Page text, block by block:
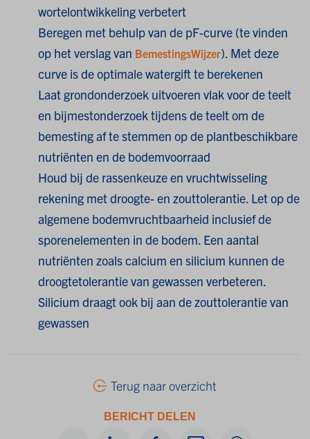
wortelontwikkeling verbetert
Beregen met behulp van de pF-curve (te vinden
op het verslag van BemestingsWijzer). Met deze
curve is de optimale watergift te berekenen
Laat grondonderzoek uitvoeren vlak voor de teelt
en bijmestonderzoek tijdens de teelt om de
bemesting af te stemmen op de plantbeschikbare
nutriënten en de bodemvoorraad
Houd bij de rassenkeuze en vruchtwisseling
rekening met droogte- en zouttolerantie. Let op de
algemene bodemvruchtbaarheid inclusief de
sporenelementen in de bodem. Een aantal
nutriënten zoals calcium en silicium kunnen de
droogtetolerantie van gewassen verbeteren.
Silicium draagt ook bij aan de zouttolerantie van
gewassen
Terug naar overzicht
BERICHT DELEN